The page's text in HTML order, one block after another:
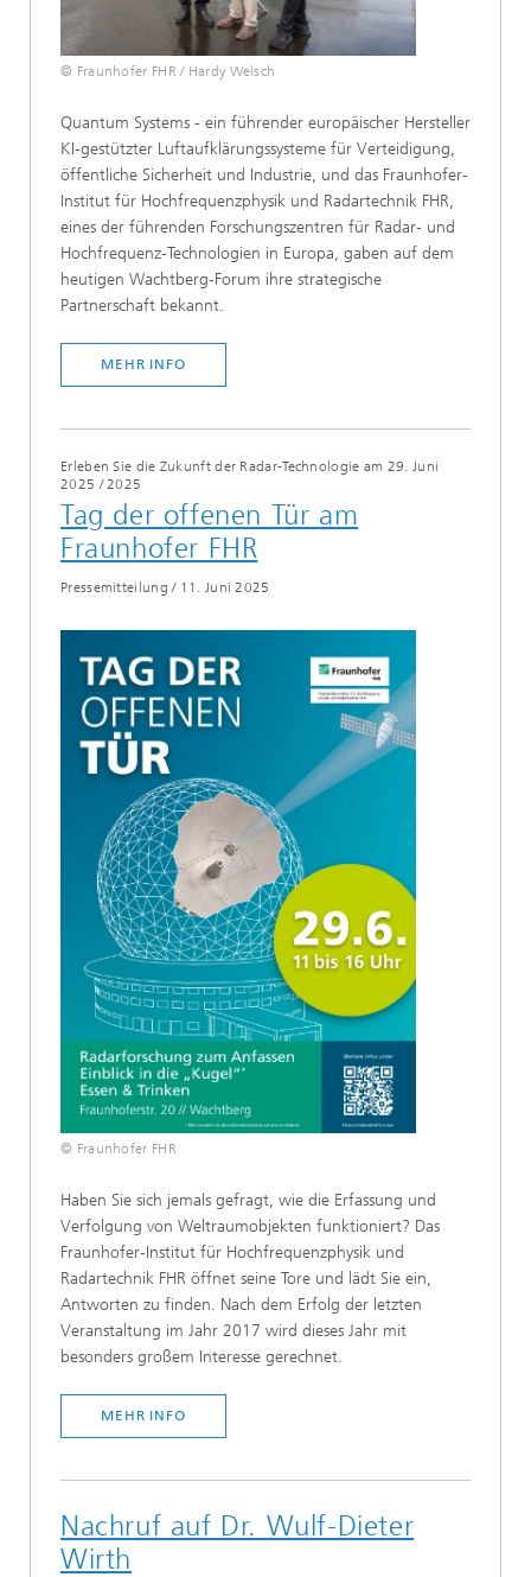
© Fraunhofer FHR / Hardy Welsch
Quantum Systems - ein führender europäischer Hersteller
KI-gestützter Luftaufklärungssysteme für Verteidigung,
öffentliche Sicherheit und Industrie, und das Fraunhofer-
Institut für Hochfrequenzphysik und Radartechnik FHR,
eines der führenden Forschungszentren für Radar- und
Hochfrequenz-Technologien in Europa, gaben auf dem
heutigen Wachtberg-Forum ihre strategische
Partnerschaft bekannt.
MEHR INFO
Erleben Sie die Zukunft der Radar-Technologie am 29. Juni
2025 / 2025
Tag der offenen Tür am
Fraunhofer FHR
Pressemitteilung / 11. Juni 2025
© Fraunhofer FHR
Haben Sie sich jemals gefragt, wie die Erfassung und
Verfolgung von Weltraumobjekten funktioniert? Das
Fraunhofer-Institut für Hochfrequenzphysik und
Radartechnik FHR öffnet seine Tore und lädt Sie ein,
Antworten zu finden. Nach dem Erfolg der letzten
Veranstaltung im Jahr 2017 wird dieses Jahr mit
besonders großem Interesse gerechnet.
MEHR INFO
Nachruf auf Dr. Wulf-Dieter
Wirth